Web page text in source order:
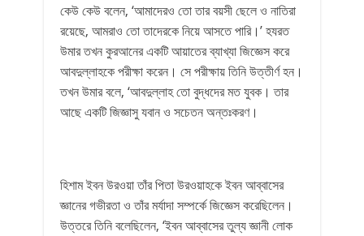
কেউ কেউ বলেন, ‘আমাদেরও তো তার বয়সী ছেলে ও নাতিরা
রয়েছে, আমরাও তো তাদেরকে নিয়ে আসতে পারি।’ হযরত
উমার তখন কুরআনের একটি আয়াতের ব্যাখ্যা জিজ্ঞেস করে
আবদুল্লাহকে পরীক্ষা করেন। সে পরীক্ষায় তিনি উত্তীর্ণ হন।
তখন উমার বলে, ‘আবদুল্লাহ তো বুদ্ধদের মত যুবক। তার
আছে একটি জিজ্ঞাসু যবান ও সচেতন অন্তঃকরণ।
হিশাম ইবন উরওয়া তাঁর পিতা উরওয়াহকে ইবন আব্বাসের
জ্ঞানের গভীরতা ও তাঁর মর্যাদা সম্পর্কে জিজ্ঞেস করেছিলেন।
উত্তরে তিনি বলেছিলেন, ‘ইবন আব্বাসের তুল্য জ্ঞানী লোক